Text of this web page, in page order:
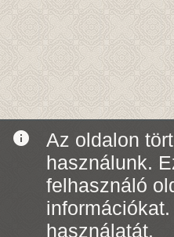
info
Az oldalon
használunk.
felhasználó
használatát.